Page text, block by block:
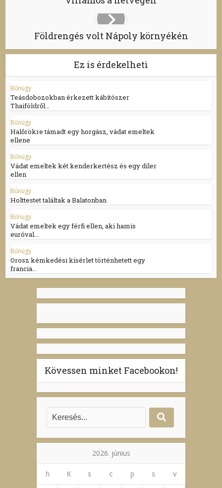
Földrengés volt Nápoly környékén
Ez is érdekelheti
Bűnügy
Teásdobozokban érkezett kábítószer
Thaiföldről...
Bűnügy
Halőrökre támadt egy horgász, vádat emeltek
ellene
Bűnügy
Vádat emeltek két kenderkertész és egy díler
ellen
Bűnügy
Holttestet találtak a Balatonban
Bűnügy
Vádat emeltek egy férfi ellen, aki hamis
euróval...
Bűnügy
Orosz kémkedési kísérlet történhetett egy
francia...
Kövessen minket Facebookon!
2026. június
h K s c p s v